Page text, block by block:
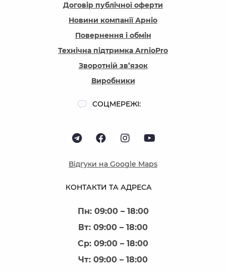
КОНТАКТИ ТА АДРЕСА
Пн: 09:00 – 18:00
Вт: 09:00 – 18:00
Ср: 09:00 – 18:00
Чт: 09:00 – 18:00
Договір публічної оферти
Новини компанїї Арніо
Повернення і обмін
Технічна підтримка ArnioPro
Зворотній зв’язок
Виробники
СОЦМЕРЕЖІ:
Відгуки на Google Maps